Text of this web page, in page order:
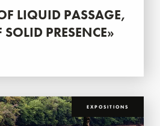
LIQUID PASSAGE,
PRESENCE»
EXPOSITIONS